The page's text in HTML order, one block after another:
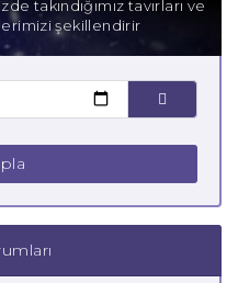
Burcu
takındığımız tavırları ve
şekillendirir